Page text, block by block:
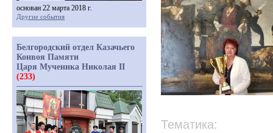
Тематика:
основан 22 марта 2018 г.
Другие события
Белгородский отдел Казачьего
Конвоя Памяти
Царя Мученика Николая II
(233)